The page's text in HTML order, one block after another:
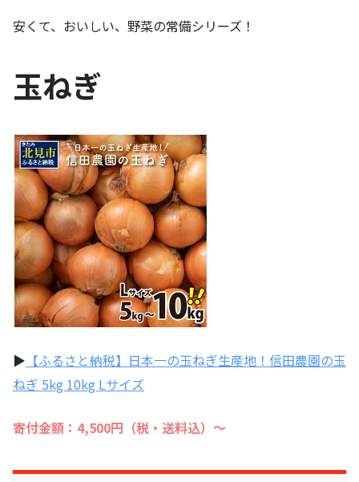
安くて、おいしい、野菜の常備シリーズ！
玉ねぎ
▶ 【ふるさと納税】日本一の玉ねぎ生産地！信田農園の玉
ねぎ 5kg 10kg Lサイズ
寄付金額：4,500円（税・送料込）～